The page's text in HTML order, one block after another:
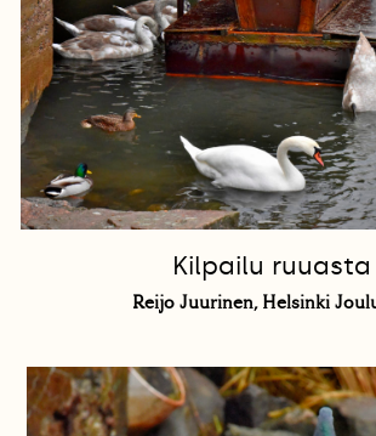
Kilpailu ruuasta
Reijo Juurinen, Helsinki